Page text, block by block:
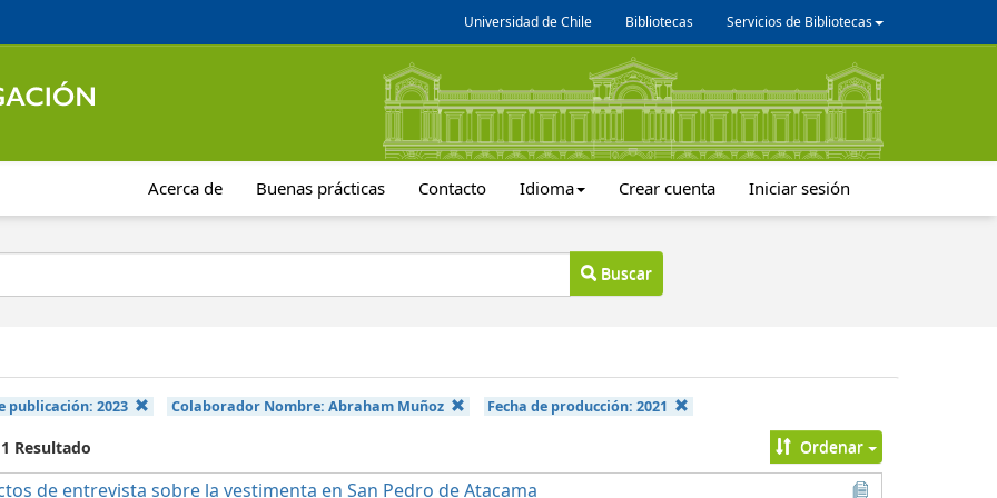
Universidad de Chile Bibliotecas Servicios de Bibliotecas
Acerca de Buenas prácticas Contacto Idioma Crear cuenta Iniciar sesión
Buscar
publicación: 2023 Colaborador Nombre:Abraham Muñoz Fecha de producción:2021
Resultado Ordenar
de entrevista sobre la vestimenta en San Pedro de Atacama